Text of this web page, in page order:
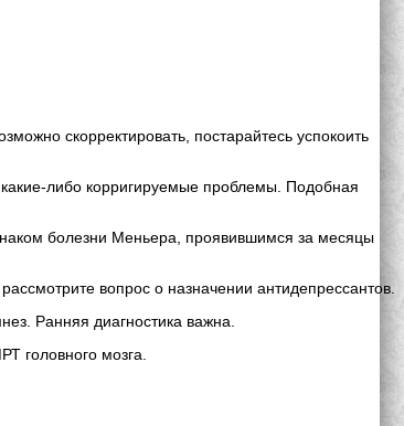
скорректировать, постарайтесь успокоить
либо корригируемые проблемы. Подобная
болезни Меньера, проявившимся за месяцы
вопрос о назначении антидепрессантов.
Ранняя диагностика важна.
головного мозга.